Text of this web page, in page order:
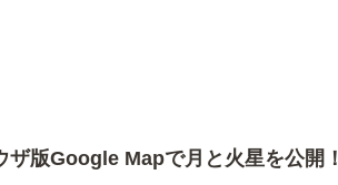
版Google Mapで月と火星を公開！